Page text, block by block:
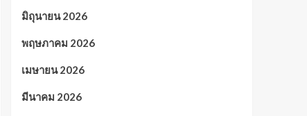
มิถุนายน 2026
พฤษภาคม 2026
เมษายน 2026
มีนาคม 2026